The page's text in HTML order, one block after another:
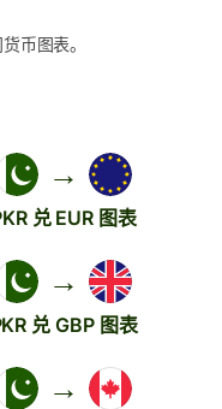
币图表。
→
兑 EUR 图表
→
兑 GBP 图表
→